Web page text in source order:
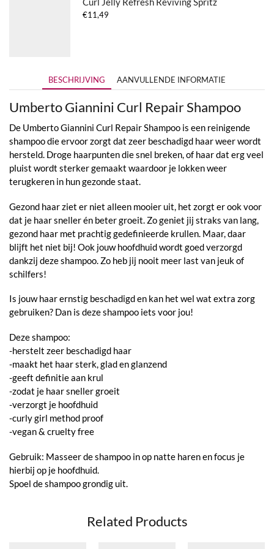
€11,49
BESCHRIJVING AANVULLENDE INFORMATIE
Umberto Giannini Curl Repair Shampoo
De Umberto Giannini Curl Repair Shampoo is een reinigende
shampoo die ervoor zorgt dat zeer beschadigd haar weer wordt
hersteld. Droge haarpunten die snel breken, of haar dat erg veel
pluist wordt sterker gemaakt waardoor je lokken weer
terugkeren in hun gezonde staat.
Gezond haar ziet er niet alleen mooier uit, het zorgt er ook voor
dat je haar sneller én beter groeit. Zo geniet jij straks van lang,
gezond haar met prachtig gedefinieerde krullen. Maar, daar
blijft het niet bij! Ook jouw hoofdhuid wordt goed verzorgd
dankzij deze shampoo. Zo heb jij nooit meer last van jeuk of
schilfers!
Is jouw haar ernstig beschadigd en kan het wel wat extra zorg
gebruiken? Dan is deze shampoo iets voor jou!
Deze shampoo:
-herstelt zeer beschadigd haar
-maakt het haar sterk, glad en glanzend
-geeft definitie aan krul
-zodat je haar sneller groeit
-verzorgt je hoofdhuid
-curly girl method proof
-vegan & cruelty free
Gebruik: Masseer de shampoo in op natte haren en focus je
hierbij op je hoofdhuid.
Spoel de shampoo grondig uit.
Related Products